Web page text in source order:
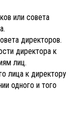
или совета
директоров.
директора к
лиц.
лица к директору
одного и того